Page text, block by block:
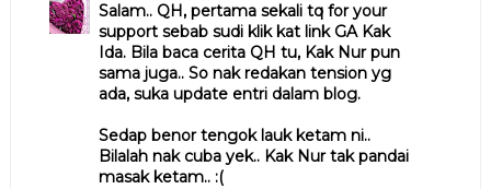
Salam.. QH, pertama sekali tq for your
support sebab sudi klik kat link GA Kak
Ida. Bila baca cerita QH tu, Kak Nur pun
sama juga.. So nak redakan tension yg
ada, suka update entri dalam blog.
Sedap benor tengok lauk ketam ni..
Bilalah nak cuba yek.. Kak Nur tak pandai
masak ketam.. :(